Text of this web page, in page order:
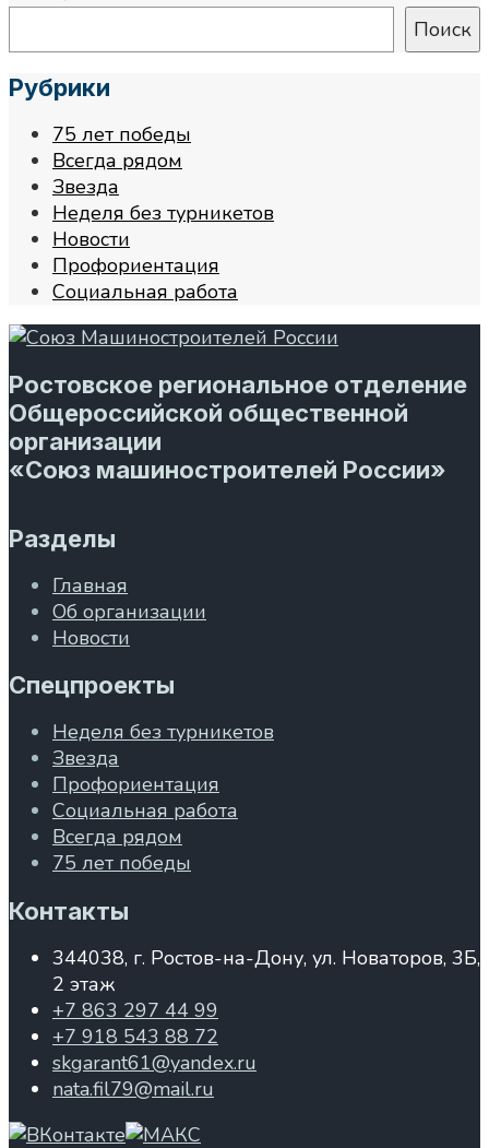
Поиск
Рубрики
75 лет победы
Всегда рядом
Звезда
Неделя без турникетов
Новости
Профориентация
Социальная работа
Ростовское региональное отделение
Общероссийской общественной
организации
«Союз машиностроителей России»
Разделы
Главная
Об организации
Новости
Спецпроекты
Неделя без турникетов
Звезда
Профориентация
Социальная работа
Всегда рядом
75 лет победы
Контакты
344038, г. Ростов-на-Дону, ул. Новаторов, 3Б,
2 этаж
+7 863 297 44 99
+7 918 543 88 72
skgarant61@yandex.ru
nata.fil79@mail.ru